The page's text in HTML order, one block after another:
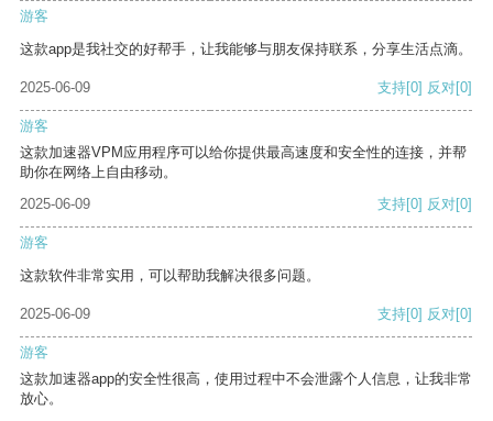
游客
这款app是我社交的好帮手，让我能够与朋友保持联系，分享生活点滴。
2025-06-09 支持[0] 反对[0]
游客
这款加速器VPM应用程序可以给你提供最高速度和安全性的连接，并帮
助你在网络上自由移动。
2025-06-09
支持[0] 反对[0]
游客
这款软件非常实用，可以帮助我解决很多问题。
2025-06-09 支持[0] 反对[0]
游客
这款加速器app的安全性很高，使用过程中不会泄露个人信息，让我非常
放心。